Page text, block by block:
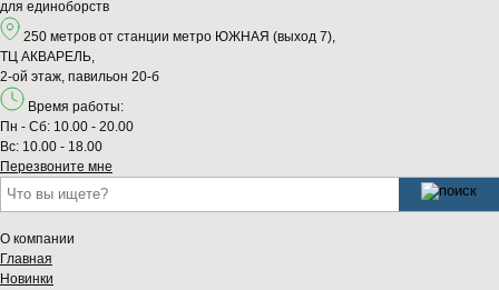
для единоборств
250 метров от станции метро ЮЖНАЯ (выход 7),
ТЦ АКВАРЕЛЬ,
2-ой этаж, павильон 20-б
Время работы:
Пн - Сб: 10.00 - 20.00
Вс: 10.00 - 18.00
Перезвонитe мне
О компании
Главная
Новинки